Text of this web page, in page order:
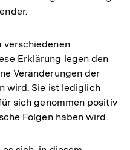
verschiedenen
Erklärung legen den
Veränderungen der
wird. Sie ist lediglich
sich genommen positiv
Folgen haben wird.